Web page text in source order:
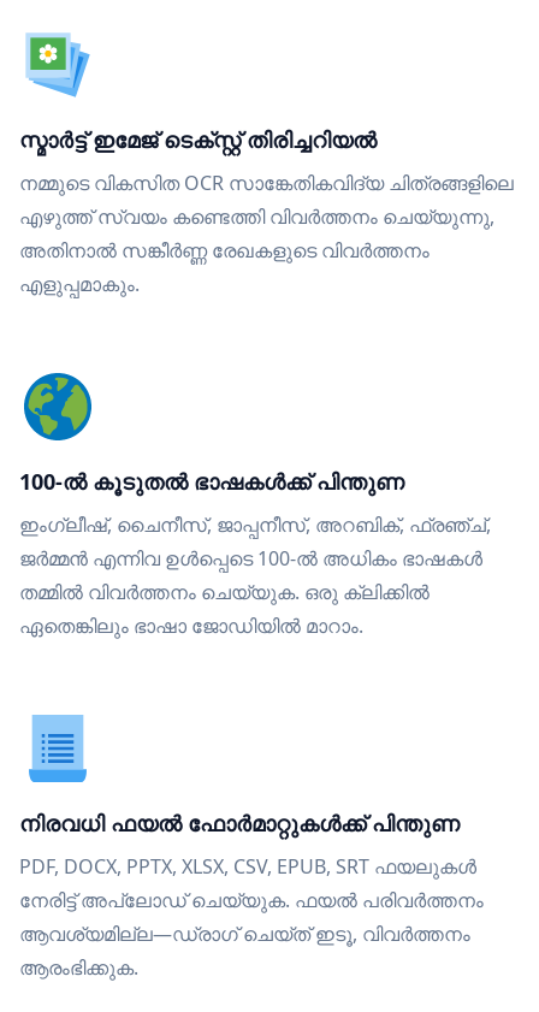
സ്മാർട്ട് ഇമേജ് ടെക്സ്റ്റ് തിരിച്ചറിയൽ
നമ്മുടെ വികസിത OCR സാങ്കേതികവിദ്യ ചിത്രങ്ങളിലെ
എഴുത്ത് സ്വയം കണ്ടെത്തി വിവർത്തനം ചെയ്യുന്നു,
അതിനാൽ സങ്കീർണ്ണ രേഖകളുടെ വിവർത്തനം
എളുപ്പമാകും.
100-ൽ കൂടുതൽ ഭാഷകൾക്ക് പിന്തുണ
ഇംഗ്ലീഷ്, ചൈനീസ്, ജാപ്പനീസ്, അറബിക്, ഫ്രഞ്ച്,
ജർമ്മൻ എന്നിവ ഉൾപ്പെടെ 100-ൽ അധികം ഭാഷകൾ
തമ്മിൽ വിവർത്തനം ചെയ്യുക. ഒരു ക്ലിക്കിൽ
ഏതെങ്കിലും ഭാഷാ ജോഡിയിൽ മാറാം.
നിരവധി ഫയൽ ഫോർമാറ്റുകൾക്ക് പിന്തുണ
PDF, DOCX, PPTX, XLSX, CSV, EPUB, SRT ഫയലുകൾ
നേരിട്ട് അപ്‌ലോഡ് ചെയ്യുക. ഫയൽ പരിവർത്തനം
ആവശ്യമില്ല—ഡ്രാഗ് ചെയ്ത് ഇടൂ, വിവർത്തനം
ആരംഭിക്കുക.